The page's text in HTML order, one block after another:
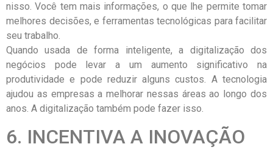
nisso. Você tem mais informações, o que lhe permite tomar
melhores decisões, e ferramentas tecnológicas para facilitar
seu trabalho.
Quando usada de forma inteligente, a digitalização dos
negócios pode levar a um aumento significativo na
produtividade e pode reduzir alguns custos. A tecnologia
ajudou as empresas a melhorar nessas áreas ao longo dos
anos. A digitalização também pode fazer isso.
6. INCENTIVA A INOVAÇÃO